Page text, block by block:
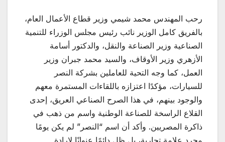
رحب المهندس محمد شيمي وزير قطاع الأعمال العام،
بالفريق كامل الوزير نائب رئيس مجلس الوزراء للتنمية
الصناعية وزير الصناعة والنقل، والدكتور أسامة
الأزهري وزير الأوقاف، والسيد محمد جبران وزير
العمل، كما وجه التحية للعاملين بشركة النصر
للسيارات، مؤكدًا اعتزازه باللقاءات المستمرة معهم
والوجود بينهم، في هذا الصرح الصناعي العريق، إحدى
القلاع الراسخة للصناعة الوطنية واسم من ذهب في
ذاكرة المصريين. وأكد أن اسم “النصر” لم يكن يومًا